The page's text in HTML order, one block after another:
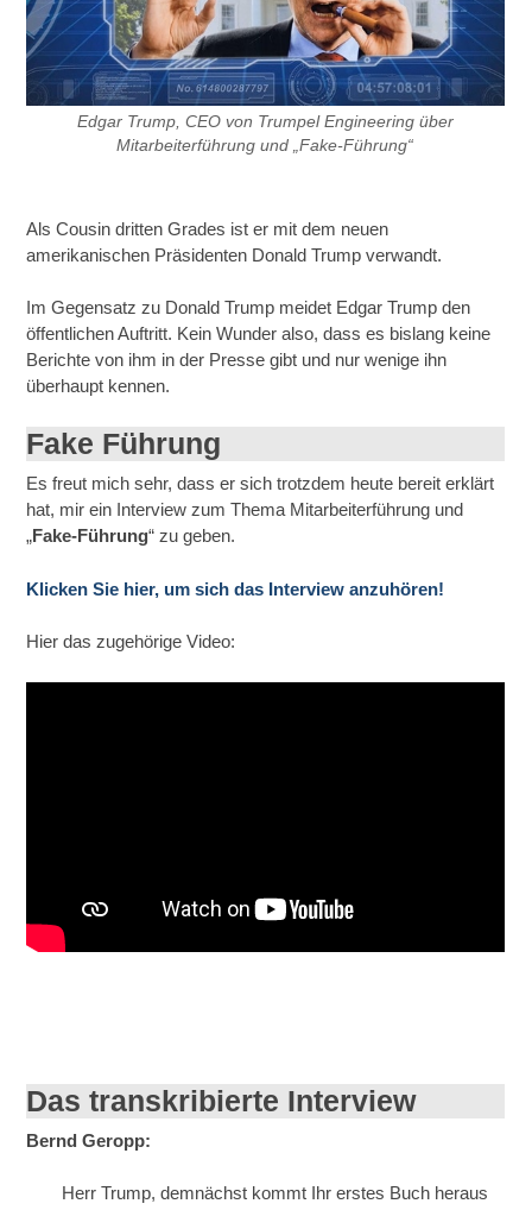
Edgar Trump, CEO von Trumpel Engineering über
Mitarbeiterführung und „Fake-Führung“
Als Cousin dritten Grades ist er mit dem neuen
amerikanischen Präsidenten Donald Trump verwandt.
Im Gegensatz zu Donald Trump meidet Edgar Trump den
öffentlichen Auftritt. Kein Wunder also, dass es bislang keine
Berichte von ihm in der Presse gibt und nur wenige ihn
überhaupt kennen.
Fake Führung
Es freut mich sehr, dass er sich trotzdem heute bereit erklärt
hat, mir ein Interview zum Thema Mitarbeiterführung und
„Fake-Führung“ zu geben.
Klicken Sie hier, um sich das Interview anzuhören!
Hier das zugehörige Video:
Das transkribierte Interview
Bernd Geropp:
Herr Trump, demnächst kommt Ihr erstes Buch heraus